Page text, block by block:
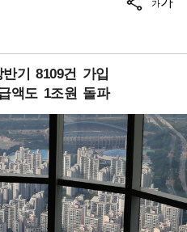
가
기 8109건 가입
액도 1조원 돌파